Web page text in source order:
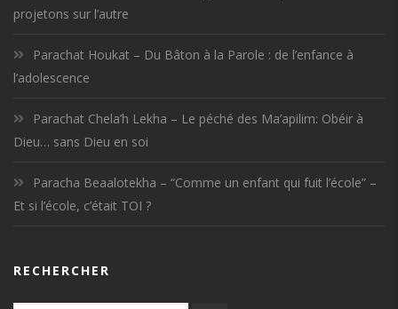
projetons sur l’autre
Parachat Houkat – Du Bâton à la Parole : de l’enfance à
l’adolescence
Parachat Chela’h Lekha – Le péché des Ma’apilim: Obéir à
Dieu… sans Dieu en soi
Paracha Beaalotekha – “Comme un enfant qui fuit l’école” –
Et si l’école, c’était TOI ?
RECHERCHER